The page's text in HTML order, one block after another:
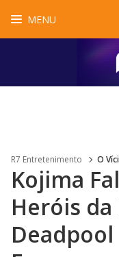
MENU
R7 Entretenimento O
Kojima
Heróis